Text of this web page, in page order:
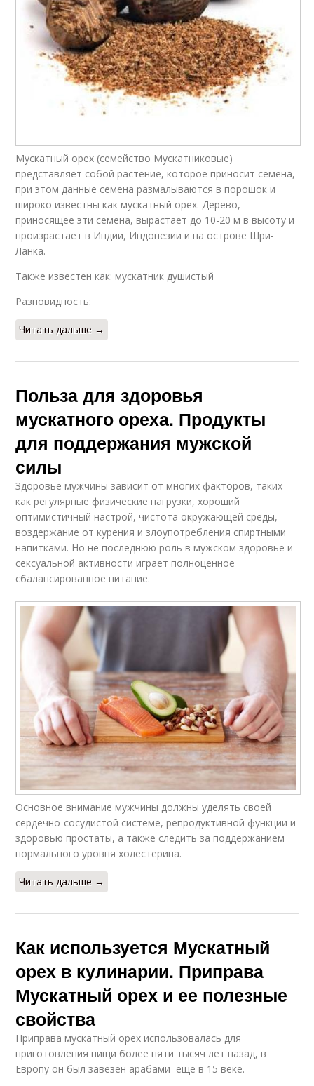
Мускатный орех (семейство Мускатниковые)
представляет собой растение, которое приносит семена,
при этом данные семена размалываются в порошок и
широко известны как мускатный орех. Дерево,
приносящее эти семена, вырастает до 10-20 м в высоту и
произрастает в Индии, Индонезии и на острове Шри-
Ланка.
Также известен как: мускатник душистый
Разновидность:
Читать дальше →
Польза для здоровья
мускатного ореха. Продукты
для поддержания мужской
силы
Здоровье мужчины зависит от многих факторов, таких
как регулярные физические нагрузки, хороший
оптимистичный настрой, чистота окружающей среды,
воздержание от курения и злоупотребления спиртными
напитками. Но не последнюю роль в мужском здоровье и
сексуальной активности играет полноценное
сбалансированное питание.
Основное внимание мужчины должны уделять своей
сердечно-сосудистой системе, репродуктивной функции и
здоровью простаты, а также следить за поддержанием
нормального уровня холестерина.
Читать дальше →
Как используется Мускатный
орех в кулинарии. Приправа
Мускатный орех и ее полезные
свойства
Приправа мускатный орех использовалась для
приготовления пищи более пяти тысяч лет назад, в
Европу он был завезен арабами еще в 15 веке.